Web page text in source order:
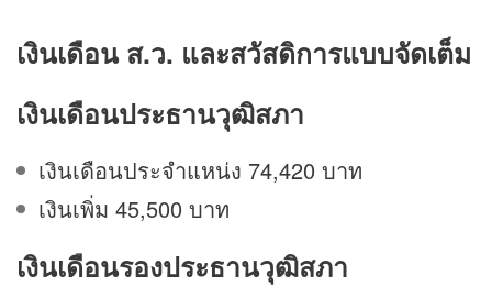
เงินเดือน ส.ว. และสวัสดิการแบบจัดเต็ม
เงินเดือนประธานวุฒิสภา
เงินเดือนประจำแหน่ง 74,420 บาท
เงินเพิ่ม 45,500 บาท
เงินเดือนรองประธานวุฒิสภา